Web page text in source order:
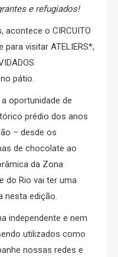
e refugiados!
acontece o CIRCUITO
para visitar ATELIERS*,
no pátio.
oportunidade de
prédio dos anos
– desde os
de chocolate ao
da Zona
do Rio vai ter uma
nesta edição.
independente e nem
utilizados como
nossas redes e